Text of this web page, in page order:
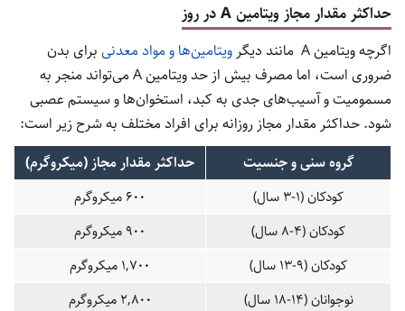
حداکثر مقدار مجاز ویتامین A در روز
اگرچه ویتامین A مانند دیگر ویتامین‌ها و مواد معدنی برای بدن
ضروری است، اما مصرف بیش از حد ویتامین A می‌تواند منجر به
مسمومیت و آسیب‌های جدی به کبد، استخوان‌ها و سیستم عصبی
شود. حداکثر مقدار مجاز روزانه برای افراد مختلف به شرح زیر است:
گروه سنی و جنسیت
حداکثر مقدار مجاز (میکروگرم)
کودکان (1-3 سال)
600 میکروگرم
کودکان (4-8 سال)
900 میکروگرم
کودکان (9-13 سال)
1,700 میکروگرم
نوجوانان (14-18 سال)
2,800 میکروگرم